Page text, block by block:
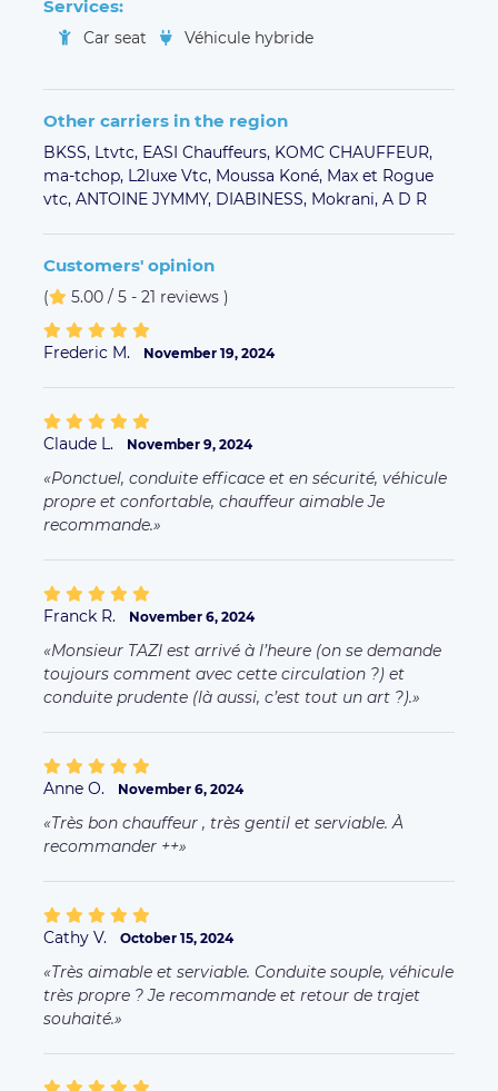
Services:
Car seat Véhicule hybride
Other carriers in the region
BKSS, Ltvtc, EASI Chauffeurs, KOMC CHAUFFEUR,
ma-tchop, L2luxe Vtc, Moussa Koné, Max et Rogue
vtc, ANTOINE JYMMY, DIABINESS, Mokrani, A D R
Customers' opinion
( 5.00 / 5 - 21 reviews )
Frederic M. November 19, 2024
Claude L. November 9, 2024
Ponctuel, conduite efficace et en sécurité, véhicule
propre et confortable, chauffeur aimable Je
recommande.
Franck R. November 6, 2024
Monsieur TAZI est arrivé à l’heure (on se demande
toujours comment avec cette circulation ?) et
conduite prudente (là aussi, c’est tout un art ?).
Anne O. November 6, 2024
Très bon chauffeur , très gentil et serviable. À
recommander ++
Cathy V. October 15, 2024
Très aimable et serviable. Conduite souple, véhicule
très propre ? Je recommande et retour de trajet
souhaité.